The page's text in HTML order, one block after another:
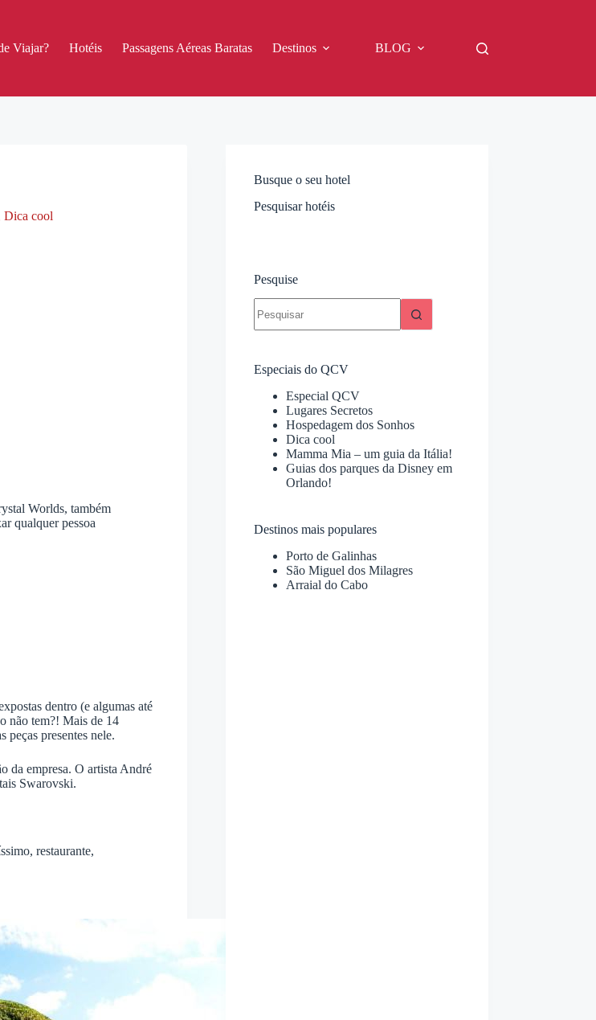
Viajar? Hotéis Passagens Aéreas Baratas Destinos BLOG
Dica cool
Worlds, também
qualquer pessoa
dentro (e algumas até
não tem?! Mais de 14
peças presentes nele.
da empresa. O artista André
Swarovski.
restaurante,
Busque o seu hotel
Pesquisar hotéis
Pesquise
resultados
Especiais do QCV
Especial QCV
Lugares Secretos
Hospedagem dos Sonhos
Dica cool
Mamma Mia – um guia da Itália!
Guias dos parques da Disney em
Orlando!
Destinos mais populares
Porto de Galinhas
São Miguel dos Milagres
Arraial do Cabo